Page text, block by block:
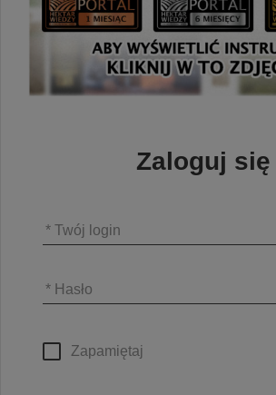
Zaloguj się
* Twój login
* Hasło
Zapamiętaj